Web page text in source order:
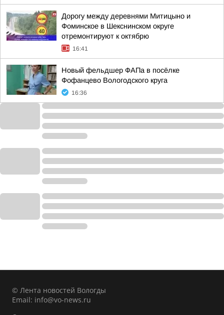
Дорогу между деревнями Митицыно и
Фоминское в Шекснинском округе
отремонтируют к октябрю
16:41
Новый фельдшер ФАПа в посёлке
Фофанцево Вологодского круга
16:36
© Лента новостей Вологды
Email: info@vo-news.ru